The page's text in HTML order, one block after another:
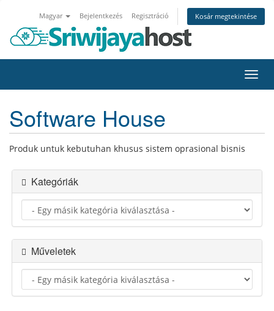
Magyar Bejelentkezés Regisztráció Kosár megtekintése
a
Software House
Produk untuk kebutuhan khusus sistem oprasional bisnis
Kategóriák
Műveletek